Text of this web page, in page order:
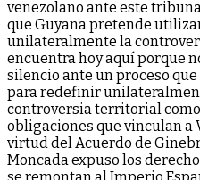
venezolano ante este
que Guyana pretende
unilateralmente la
encuentra hoy aquí porque
silencio ante un proceso
para redefinir
controversia territorial como
obligaciones que vinculan a
virtud del Acuerdo de
Moncada expuso los
se remontan al Imperio